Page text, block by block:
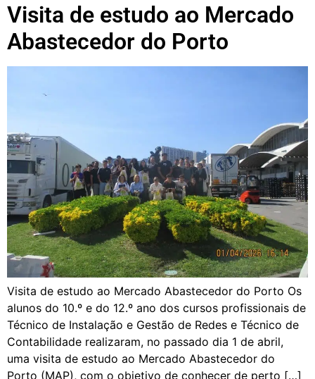
Visita de estudo ao Mercado
Abastecedor do Porto
Visita de estudo ao Mercado Abastecedor do Porto Os
alunos do 10.º e do 12.º ano dos cursos profissionais de
Técnico de Instalação e Gestão de Redes e Técnico de
Contabilidade realizaram, no passado dia 1 de abril,
uma visita de estudo ao Mercado Abastecedor do
Porto (MAP), com o objetivo de conhecer de perto […]